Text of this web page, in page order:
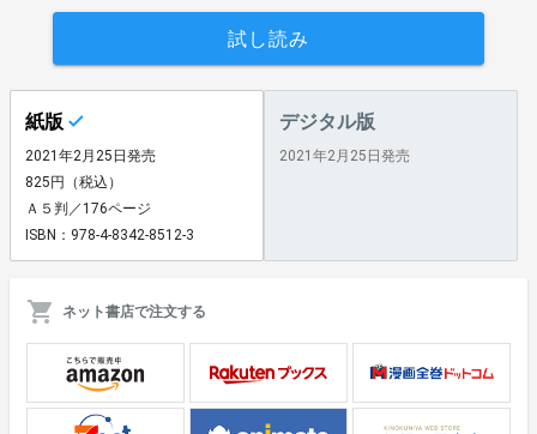
試し読み
紙版
2021年2月25日発売
825円（税込）
Ａ５判／176ページ
ISBN：978-4-8342-8512-3
デジタル版
2021年2月25日発売
ネット書店で注文する